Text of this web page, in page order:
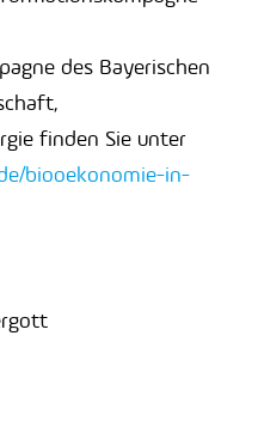
des Bayerischen
finden Sie unter
biooekonomie-in-